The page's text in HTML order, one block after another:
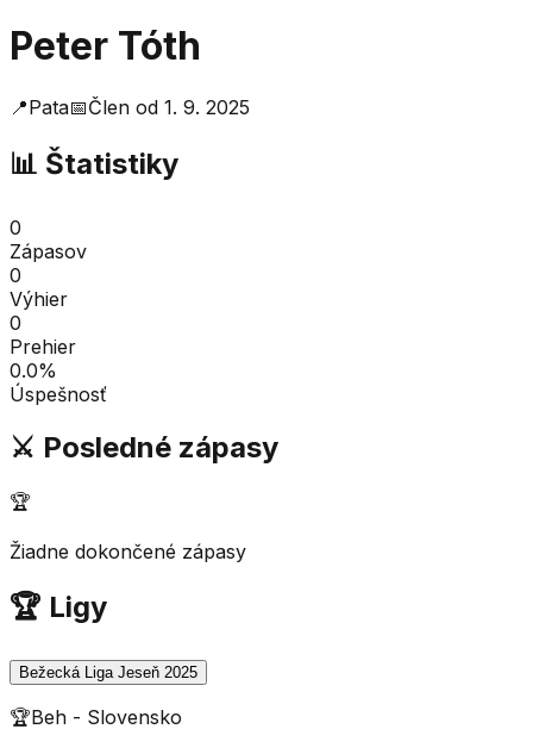
Peter Tóth
📍Pata📅Člen od 1. 9. 2025
📊 Štatistiky
0
Zápasov
0
Výhier
0
Prehier
0.0%
Úspešnosť
⚔️ Posledné zápasy
🏆
Žiadne dokončené zápasy
🏆 Ligy
Bežecká Liga Jeseň 2025
🏆Beh - Slovensko